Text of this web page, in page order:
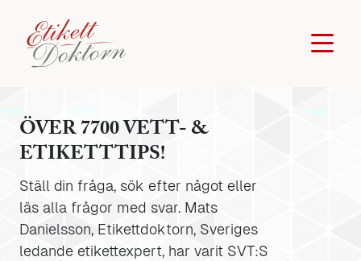
ÖVER 7700 VETT- &
ETIKETTTIPS!
Ställ din fråga, sök efter något eller
läs alla frågor med svar. Mats
Danielsson, Etikettdoktorn, Sveriges
ledande etikettexpert, har varit SVT:S